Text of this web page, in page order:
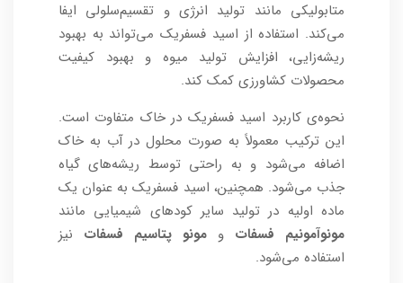
متابولیکی مانند تولید انرژی و تقسیم‌سلولی ایفا
می‌کند. استفاده از اسید فسفریک می‌تواند به بهبود
ریشه‌زایی، افزایش تولید میوه و بهبود کیفیت
محصولات کشاورزی کمک کند.
نحوه‌ی کاربرد اسید فسفریک در خاک متفاوت است.
این ترکیب معمولاً به صورت محلول در آب به خاک
اضافه می‌شود و به راحتی توسط ریشه‌های گیاه
جذب می‌شود. همچنین، اسید فسفریک به عنوان یک
ماده اولیه در تولید سایر کودهای شیمیایی مانند
مونوآمونیم فسفات و مونو پتاسیم فسفات نیز
استفاده می‌شود.